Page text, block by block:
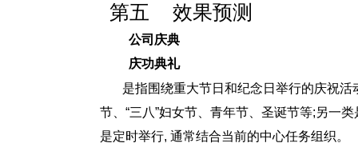
第五 效果预测
公司庆典
庆功典礼
是指围绕重大节日和纪念日举行的庆祝
节、“三八”妇女节、青年节、圣诞节等;另一
是定时举行, 通常结合当前的中心任务组织。